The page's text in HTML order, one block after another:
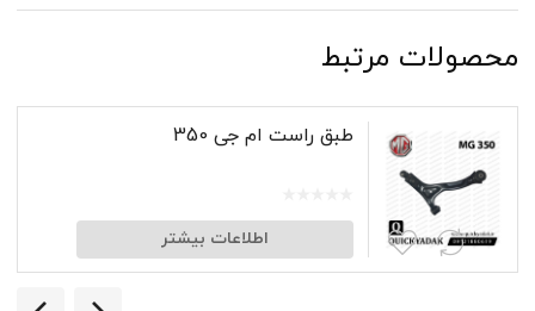
محصولات مرتبط
طبق راست ام جی 350
اطلاعات بیشتر